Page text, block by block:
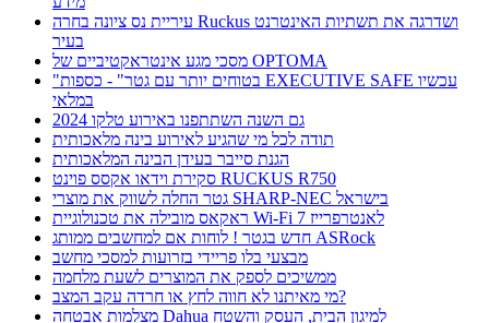
עיריית נס ציונה בחרה Ruckus ושדרגה את תשתיות האינטרנט
בעיר
מסכי מגע אינטראקטיביים של OPTOMA
"בטוחים יותר עם גטר" - כספות EXECUTIVE SAFE עכשיו
במלאי
גם השנה השתתפנו באירוע טלקו 2024
תודה לכל מי שהגיע לאירוע בינה מלאכותית
הגנת סייבר בעידן הבינה המלאכותית
סקירת וידאו אקסס פוינט RUCKUS R750
גטר החלה לשווק את מוצרי SHARP-NEC בישראל
ראקאס מובילה את טכנולוגיית Wi-Fi 7 לאנטרפרייז
חדש בגטר ! לוחות אם למחשבים ממותג ASRock
מבצעי בלו פריידי בזרועות למסכי מחשב
ממשיכים לספק את המוצרים לשעת מלחמה
מי מאיתנו לא חווה לחץ או חרדה עקב המצב?
מצלמות אבטחה Dahua למיגון הבית, העסק והשטח